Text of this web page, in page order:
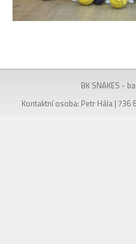
BK SNAKES -
Kontaktní osoba: Petr Hála | 736